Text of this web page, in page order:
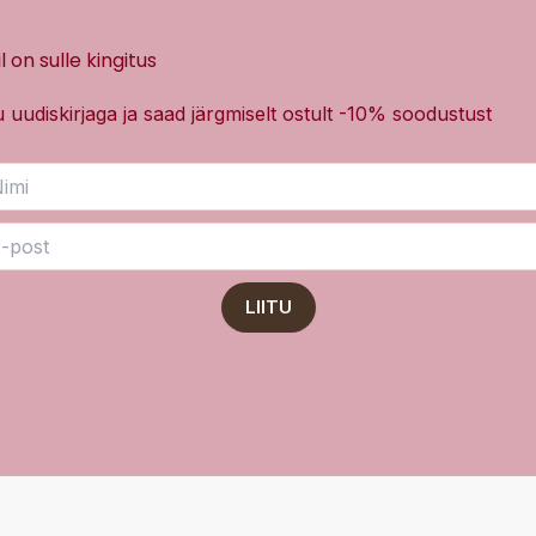
on sulle kingitus
uudiskirjaga ja saad järgmiselt ostult -10% soodustust
LIITU